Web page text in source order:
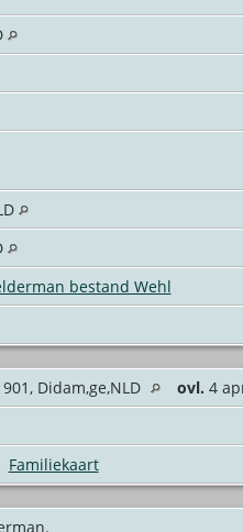
bestand Wehl
Didam,ge,NLD ovl. 4
Familiekaart